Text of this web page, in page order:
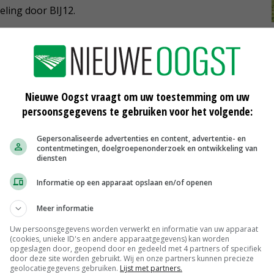
door BIJ12.
als wolvengebied aanmerken
nemen van preventieve maatregelen, stelt de
voor een wolvenconsulent in te stellen.
Jumelet zegt het belangrijk te vinden dat
ondersteuning kunnen aanvragen, maar ook hulp
Gelderland, waar tot nu toe de meeste wolven
worden een wolvencoördinator en twee
daar gaan adviseren op het gebied van
en afhandelen van schade.
Nieuwe Oogst vraagt om uw toestemming om uw
persoonsgegevens te gebruiken voor het volgende:
Gepersonaliseerde advertenties en content, advertentie- en
contentmetingen, doelgroepenonderzoek en ontwikkeling van
diensten
Informatie op een apparaat opslaan en/of openen
Meer informatie
Uw persoonsgegevens worden verwerkt en informatie van uw apparaat
(cookies, unieke ID's en andere apparaatgegevens) kan worden
opgeslagen door, geopend door en gedeeld met 4 partners of specifiek
door deze site worden gebruikt. Wij en onze partners kunnen precieze
geolocatiegegevens gebruiken. Lijst met partners.